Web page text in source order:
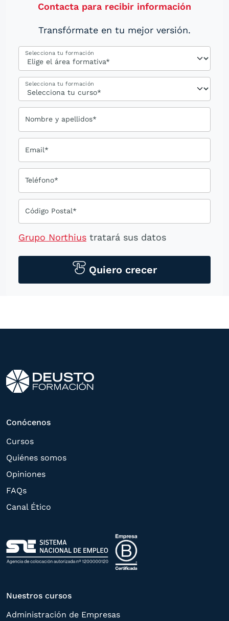
Contacta para recibir información
Transfórmate en tu mejor versión.
Selecciona tu formación
Selecciona tu formación
Nombre y apellidos*
Email*
Teléfono*
Código Postal*
Grupo Northius tratará sus datos
tecnológicos, incluso aplicaciones de
mensajería instantánea, con el fin de
otros directamente relacionados con el
correspondiente. Compartiremos su
solicitud con las empresas que conforman
estas puedan hacerle llegar la mejor
oferta de productos y servicios de acuerdo
a su petición. Quedan reconocidos los
limitación, tal y como se explica en la
Política de Privacidad
Quiero crecer
Conócenos
Cursos
Quiénes somos
Opiniones
FAQs
Canal Ético
Nuestros cursos
Administración de Empresas